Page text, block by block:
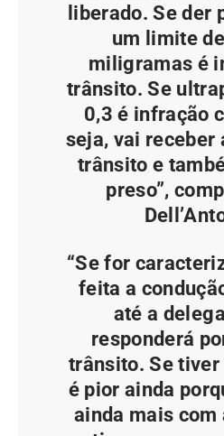
liberado. Se der
um limite
miligramas é
trânsito. Se
0,3 é infração
seja, vai receber
trânsito e
preso”,
“Se for
feita a
até a
responderá
trânsito. Se
é pior ainda
ainda mais com